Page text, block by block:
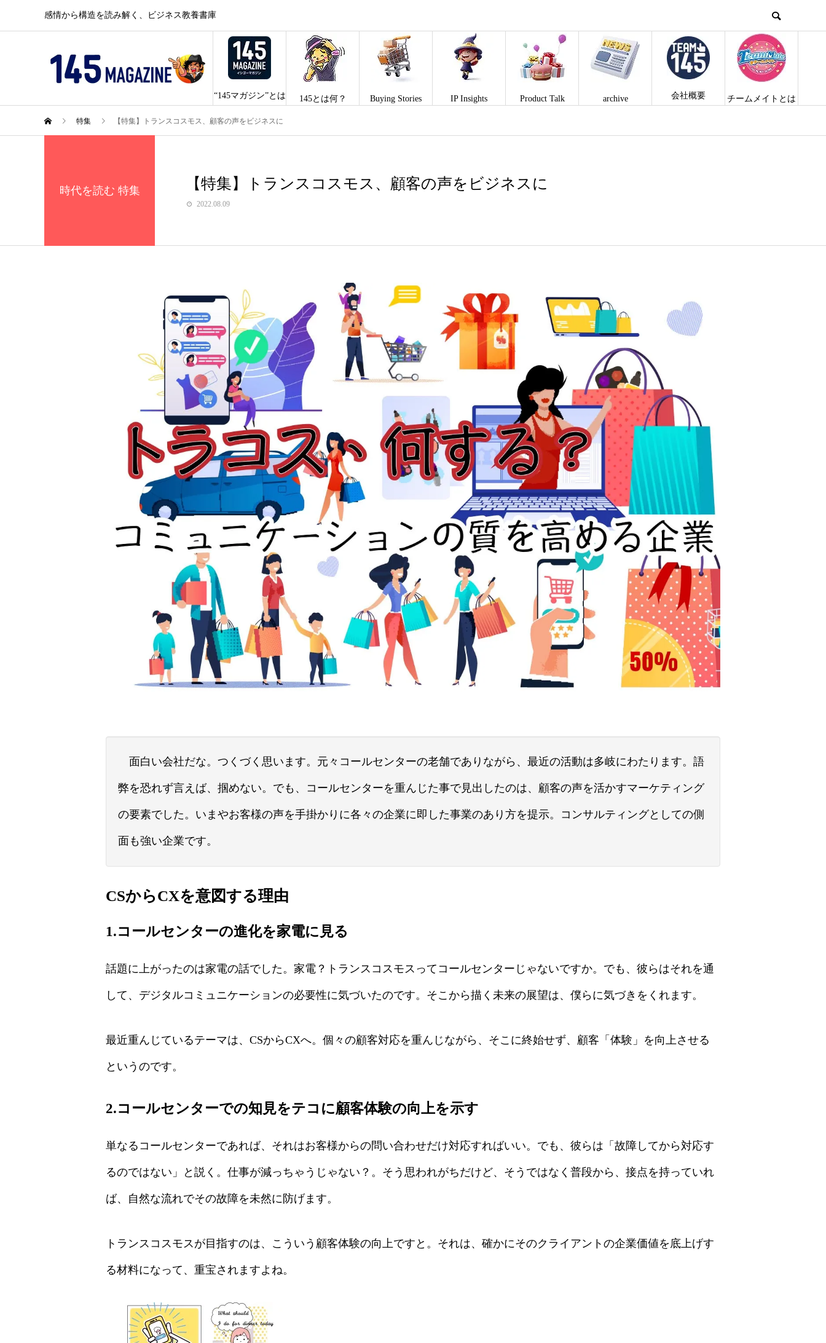
感情から構造を読み解く、ビジネス教養書庫
“145マガジン”とは 145とは何？ Buying Stories IP Insights Product Talk archive 会社概要 チームメイトとは
特集 【特集】トランスコスモス、顧客の声をビジネスに
時代を読む 特集 【特集】トランスコスモス、顧客の声をビジネスに
2022.08.09
面白い会社だな。つくづく思います。元々コールセンターの老舗でありながら、最近の活動は多岐にわたります。語
弊を恐れず言えば、掴めない。でも、コールセンターを重んじた事で見出したのは、顧客の声を活かすマーケティング
の要素でした。いまやお客様の声を手掛かりに各々の企業に即した事業のあり方を提示。コンサルティングとしての側
面も強い企業です。
CSからCXを意図する理由
1.コールセンターの進化を家電に見る
話題に上がったのは家電の話でした。家電？トランスコスモスってコールセンターじゃないですか。でも、彼らはそれを通
して、デジタルコミュニケーションの必要性に気づいたのです。そこから描く未来の展望は、僕らに気づきをくれます。
最近重んじているテーマは、CSからCXへ。個々の顧客対応を重んじながら、そこに終始せず、顧客「体験」を向上させる
というのです。
2.コールセンターでの知見をテコに顧客体験の向上を示す
単なるコールセンターであれば、それはお客様からの問い合わせだけ対応すればいい。でも、彼らは「故障してから対応す
るのではない」と説く。仕事が減っちゃうじゃない？。そう思われがちだけど、そうではなく普段から、接点を持っていれ
ば、自然な流れでその故障を未然に防げます。
トランスコスモスが目指すのは、こういう顧客体験の向上ですと。それは、確かにそのクライアントの企業価値を底上げす
る材料になって、重宝されますよね。